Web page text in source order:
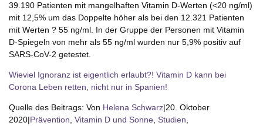
39.190 Patienten mit mangelhaften Vitamin D-Werten (<20 ng/ml)
mit 12,5% um das Doppelte höher als bei den 12.321 Patienten
mit Werten ? 55 ng/ml. In der Gruppe der Personen mit Vitamin
D-Spiegeln von mehr als 55 ng/ml wurden nur 5,9% positiv auf
SARS-CoV-2 getestet.
Wieviel Ignoranz ist eigentlich erlaubt?! Vitamin D kann bei
Corona Leben retten, nicht nur in Spanien!
Quelle des Beitrags: Von Helena Schwarz|20. Oktober
2020|Prävention Vitamin D und Sonne Studien